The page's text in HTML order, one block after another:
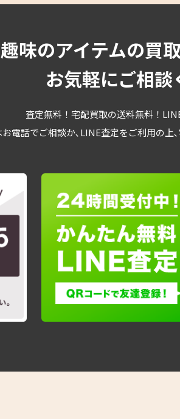
趣味のアイテムの買
お気軽にご相談
査定無料！宅配買取の送料無料！
お電話でご相談か､LINE査定をご利用の上